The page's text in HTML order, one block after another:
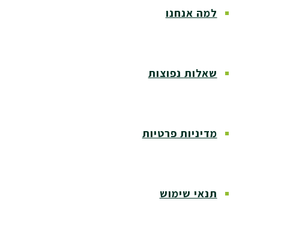
למה אנחנו
שאלות נפוצות
מדיניות פרטיות
תנאי שימוש